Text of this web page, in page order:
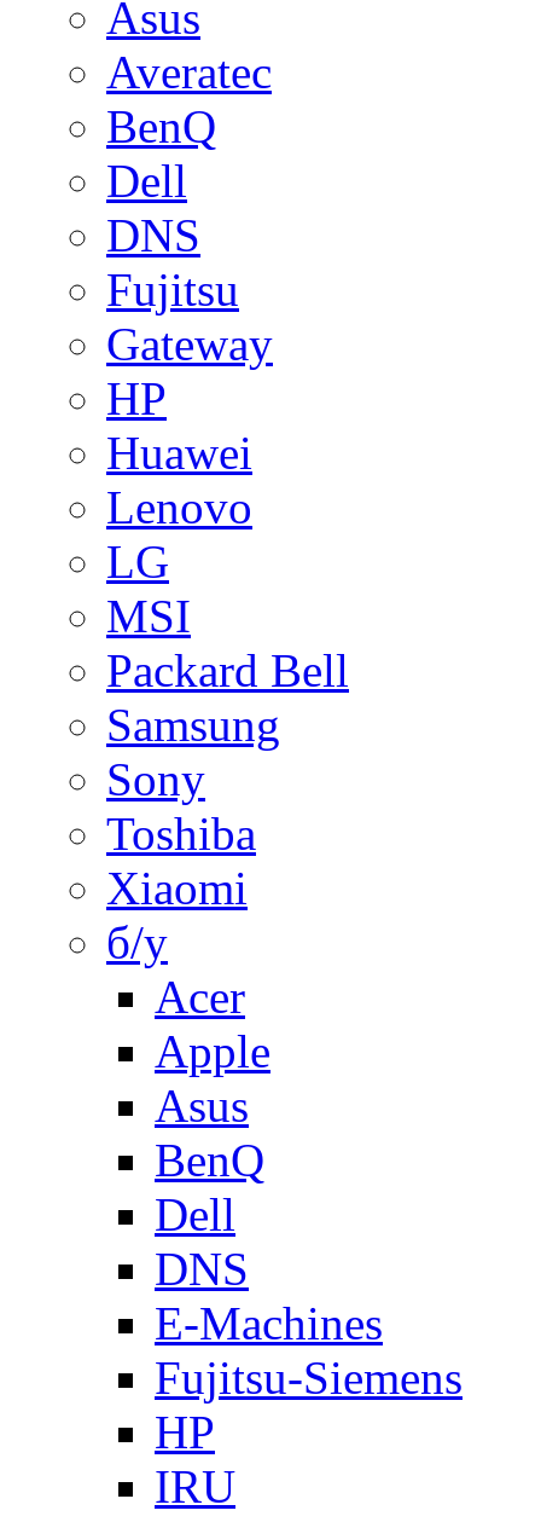
Asus
Averatec
BenQ
Dell
DNS
Fujitsu
Gateway
HP
Huawei
Lenovo
LG
MSI
Packard Bell
Samsung
Sony
Toshiba
Xiaomi
б/у
Acer
Apple
Asus
BenQ
Dell
DNS
E-Machines
Fujitsu-Siemens
HP
IRU